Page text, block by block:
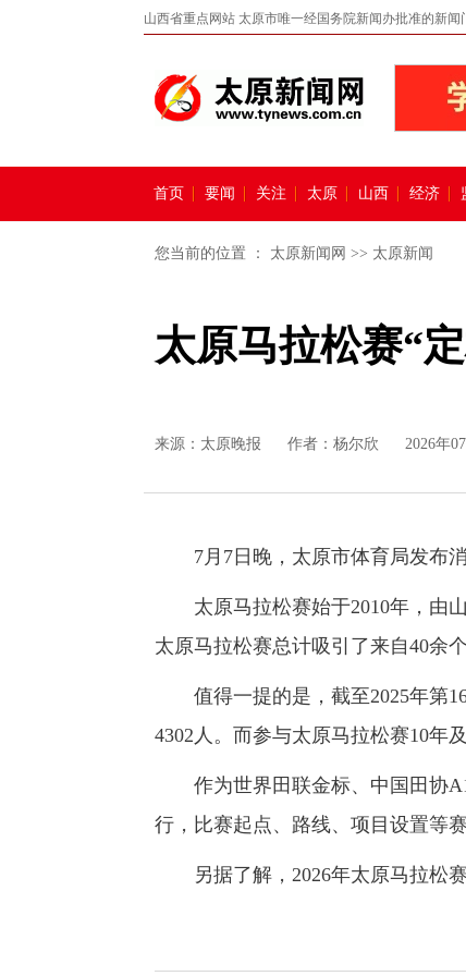
山西省重点网站 太原市唯一经国务院新闻办批准的新闻
首页 要闻 关注 太原 山西 经济
您当前的位置 ： 太原新闻网 >> 太原新闻
太原马拉松赛“
来源： 太原晚报 作者：杨尔欣 2026年
7月7日晚，太原市体育局发布消
太原马拉松赛始于2010年，由山
太原马拉松赛总计吸引了来自40余
值得一提的是，截至2025年第16
4302人。而参与太原马拉松赛10年
作为世界田联金标、中国田协A1
行，比赛起点、路线、项目设置等
另据了解，2026年太原马拉松赛